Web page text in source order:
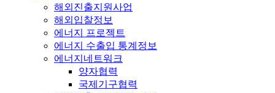
해외진출지원사업
해외입찰정보
에너지 프로젝트
에너지 수출입 통계정보
에너지네트워크
양자협력
국제기구협력